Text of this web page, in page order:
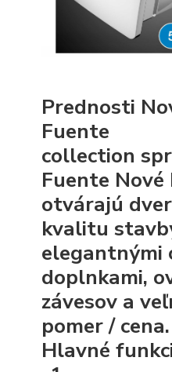
Prednosti
Fuente
collection
Fuente Nové
otvárajú
kvalitu
elegantnými
doplnkami,
závesov a
pomer / cena.
Hlavné